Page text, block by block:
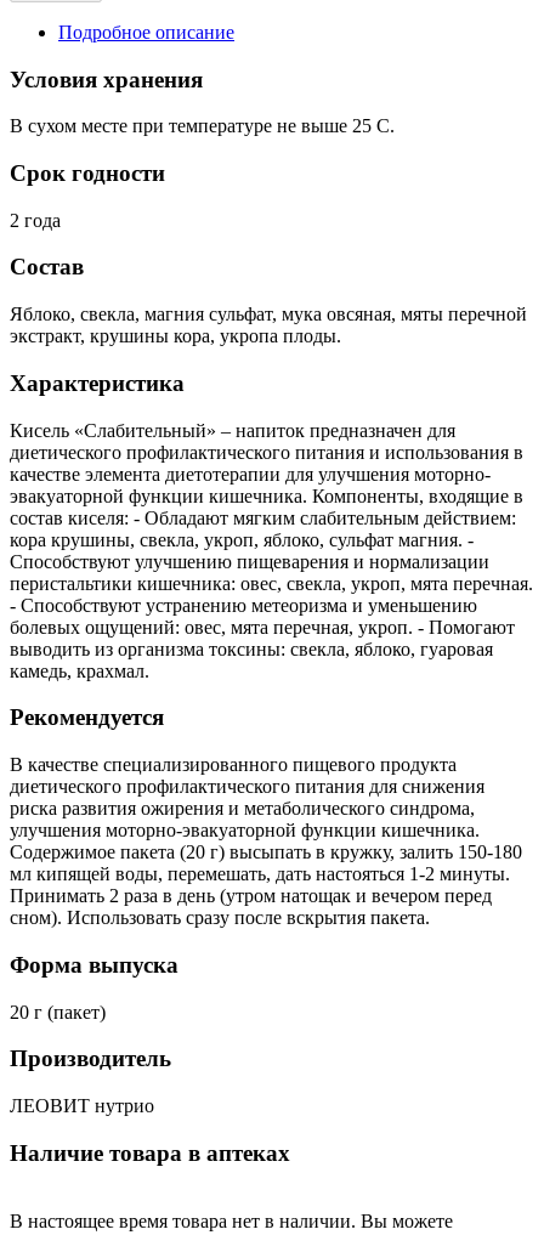
Подробное описание
Условия хранения
В сухом месте при температуре не выше 25 С.
Срок годности
2 года
Состав
Яблоко, свекла, магния сульфат, мука овсяная, мяты перечной
экстракт, крушины кора, укропа плоды.
Характеристика
Кисель «Слабительный» – напиток предназначен для
диетического профилактического питания и использования в
качестве элемента диетотерапии для улучшения моторно-
эвакуаторной функции кишечника. Компоненты, входящие в
состав киселя: - Обладают мягким слабительным действием:
кора крушины, свекла, укроп, яблоко, сульфат магния. -
Способствуют улучшению пищеварения и нормализации
перистальтики кишечника: овес, свекла, укроп, мята перечная.
- Способствуют устранению метеоризма и уменьшению
болевых ощущений: овес, мята перечная, укроп. - Помогают
выводить из организма токсины: свекла, яблоко, гуаровая
камедь, крахмал.
Рекомендуется
В качестве специализированного пищевого продукта
диетического профилактического питания для снижения
риска развития ожирения и метаболического синдрома,
улучшения моторно-эвакуаторной функции кишечника.
Содержимое пакета (20 г) высыпать в кружку, залить 150-180
мл кипящей воды, перемешать, дать настояться 1-2 минуты.
Принимать 2 раза в день (утром натощак и вечером перед
сном). Использовать сразу после вскрытия пакета.
Форма выпуска
20 г (пакет)
Производитель
ЛЕОВИТ нутрио
Наличие товара в аптеках
В настоящее время товара нет в наличии. Вы можете